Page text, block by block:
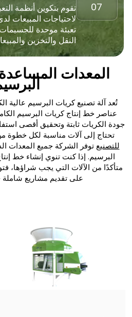
07
تقوم بتكوين أنظمة
لاحتياجات المبيعات
تعبئة موحدة
النقل والتخزين
المعدات
تُعد آلة تصنيع كريات البرسيم عالية
عناصر خط إنتاج كريات البرسيم
جودة الكريات ثابتة وتحقيق أقصى
تحتاج إلى آلات مناسبة لكل خطوة
للتصنيع توفر الشركة جميع المعدات
البرسيم. إذا كنت تنوي إنشاء خط
متأكدًا من الآلات التي يجب شراؤها،
على تقديم مشاريع شاملة